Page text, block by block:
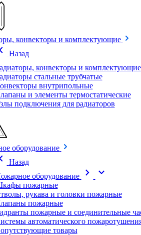
конвекторы и комплектующие
Назад
конвекторы и комплектующие
стальные трубчатые
внутрипольные
и элементы термостатические
подключения для радиаторов
оборудование
Назад
оборудование
chevron_right expand_more
пожарные
рукава и головки пожарные
пожарные
пожарные и соединительные
автоматического
товары